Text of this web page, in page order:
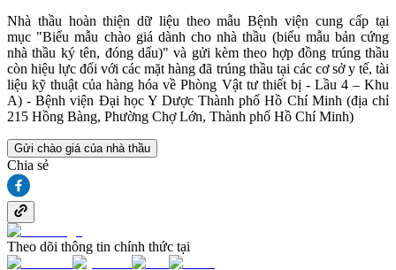
Nhà thầu hoàn thiện dữ liệu theo mẫu Bệnh viện cung cấp tại
mục "Biểu mẫu chào giá dành cho nhà thầu (biểu mẫu bản cứng
nhà thầu ký tên, đóng dấu)" và gửi kèm theo hợp đồng trúng thầu
còn hiệu lực đối với các mặt hàng đã trúng thầu tại các cơ sở y tế, tài
liệu kỹ thuật của hàng hóa về Phòng Vật tư thiết bị - Lầu 4 – Khu
A) - Bệnh viện Đại học Y Dược Thành phố Hồ Chí Minh (địa chỉ
215 Hồng Bàng, Phường Chợ Lớn, Thành phố Hồ Chí Minh)
Gửi chào giá của nhà thầu
Chia sẻ
Theo dõi thông tin chính thức tại